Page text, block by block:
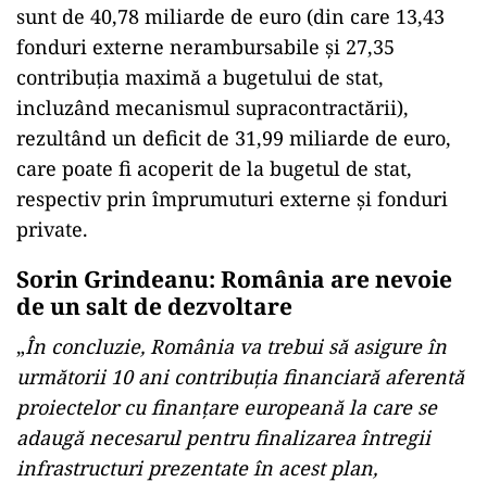
sunt de 40,78 miliarde de euro (din care 13,43
fonduri externe nerambursabile şi 27,35
contribuţia maximă a bugetului de stat,
incluzând mecanismul supracontractării),
rezultând un deficit de 31,99 miliarde de euro,
care poate fi acoperit de la bugetul de stat,
respectiv prin împrumuturi externe şi fonduri
private.
Sorin Grindeanu: România are nevoie
de un salt de dezvoltare
„În concluzie, România va trebui să asigure în
următorii 10 ani contribuţia financiară aferentă
proiectelor cu finanţare europeană la care se
adaugă necesarul pentru finalizarea întregii
infrastructuri prezentate în acest plan,